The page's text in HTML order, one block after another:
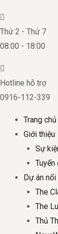
Thứ 2 - Thứ 7
08:00 - 18:00
Hotline hỗ trợ
0916-112-339
Trang chủ
Giới thiệu
Sự
Tuyển
Dự án
The
The
Thủ